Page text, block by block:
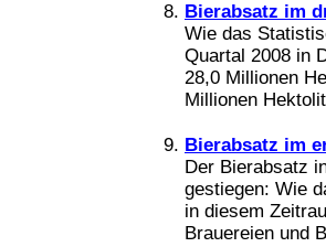
Bierabsatz im
Wie das
Quartal 2008 in
28,0 Millionen
Millionen
Bierabsatz im
Der Bierabsatz
gestiegen: Wie
in diesem
Brauereien und